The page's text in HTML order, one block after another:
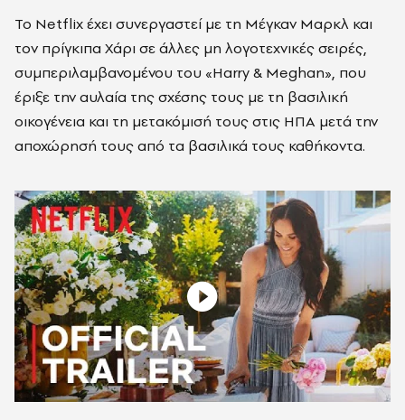
Το Netflix έχει συνεργαστεί με τη Μέγκαν Μαρκλ και
τον πρίγκιπα Χάρι σε άλλες μη λογοτεχνικές σειρές,
συμπεριλαμβανομένου του «Harry & Meghan», που
έριξε την αυλαία της σχέσης τους με τη βασιλική
οικογένεια και τη μετακόμισή τους στις ΗΠΑ μετά την
αποχώρησή τους από τα βασιλικά τους καθήκοντα.